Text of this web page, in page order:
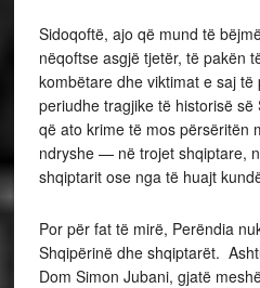
Sidoqoftë, ajo që mund të
nëqoftse asgjë tjetër, të pakën
kombëtare dhe viktimat e saj
periudhe tragjike të historisë
që ato krime të mos
ndryshe — në trojet shqiptare,
shqiptarit ose nga të huajt
Por për fat të mirë, Perëndia
Shqipërinë dhe shqiptarët.
Dom Simon Jubani, gjatë